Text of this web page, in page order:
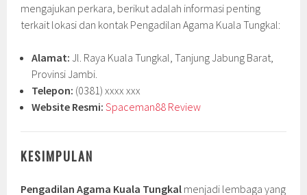
mengajukan perkara, berikut adalah informasi penting
terkait lokasi dan kontak Pengadilan Agama Kuala Tungkal:
Alamat: Jl. Raya Kuala Tungkal, Tanjung Jabung Barat,
Provinsi Jambi.
Telepon: (0381) xxxx xxx
Website Resmi: Spaceman88 Review
KESIMPULAN
Pengadilan Agama Kuala Tungkal menjadi lembaga yang